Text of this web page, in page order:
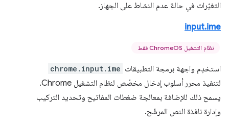
التغيّرات في حالة عدم النشاط على الجهاز.
input.ime
نظام التشغيل ChromeOS فقط
استخدِم واجهة برمجة التطبيقات chrome.input.ime
لتنفيذ محرر أسلوب إدخال مخصّص لنظام التشغيل Chrome.
يسمح ذلك للإضافة بمعالجة ضغطات المفاتيح وتحديد التركيب
وإدارة نافذة النص المرشّح.